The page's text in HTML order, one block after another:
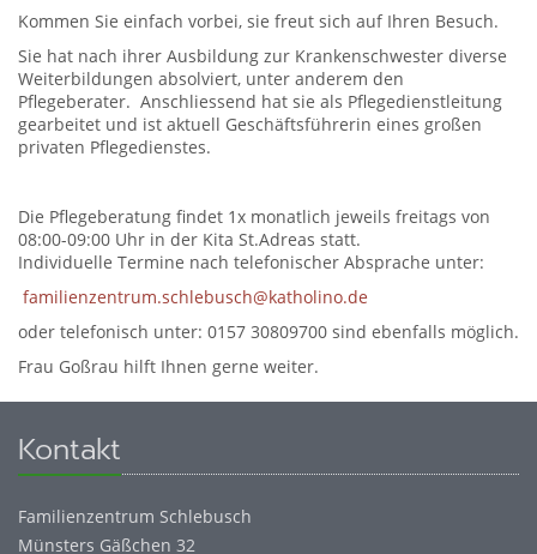
Kommen Sie einfach vorbei, sie freut sich auf Ihren Besuch.
Sie hat nach ihrer Ausbildung zur Krankenschwester diverse
Weiterbildungen absolviert, unter anderem den
Pflegeberater. Anschliessend hat sie als Pflegedienstleitung
gearbeitet und ist aktuell Geschäftsführerin eines großen
privaten Pflegedienstes.
Die Pflegeberatung findet 1x monatlich jeweils freitags von
08:00-09:00 Uhr in der Kita St.Adreas statt.
Individuelle Termine nach telefonischer Absprache unter:
familienzentrum.schlebusch@katholino.de
oder telefonisch unter: 0157 30809700 sind ebenfalls möglich.
Frau Goßrau hilft Ihnen gerne weiter.
Kontakt
Familienzentrum Schlebusch
Münsters Gäßchen 32